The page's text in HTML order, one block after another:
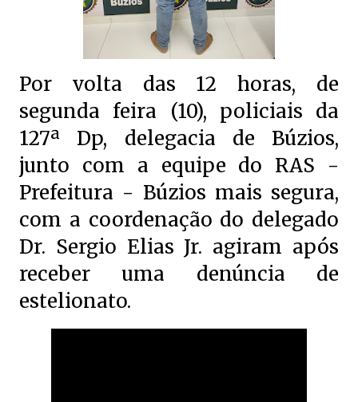
Por volta das 12 horas, de
segunda feira (10), policiais da
127ª Dp, delegacia de Búzios,
junto com a equipe do RAS -
Prefeitura - Búzios mais segura,
com a coordenação do delegado
Dr. Sergio Elias Jr. agiram após
receber uma denúncia de
estelionato.